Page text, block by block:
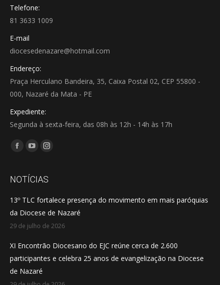
Telefone:
81 3633 1009
E-mail
diocesedenazare@hotmail.com
Endereço:
Praça Herculano Bandeira, 35, Caixa Postal 02, CEP 55800 -
000, Nazaré da Mata - PE
Expediente:
Segunda à sexta-feira, das 08h às 12h - 14h às 17h
Encontre-nos em:
Facebook
opens
new
window
YouTube
opens
new
window
Instagram
opens
new
window
NOTÍCIAS
13º TLC fortalece presença do movimento em mais paróquias
da Diocese de Nazaré
29 de julho de 2026
XI Encontrão Diocesano do EJC reúne cerca de 2.600
participantes e celebra 25 anos de evangelização na Diocese
de Nazaré